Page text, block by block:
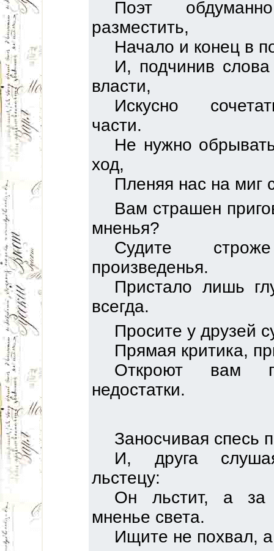
Поэт
разместить,
Начало и конец в
И, подчинив
власти,
Искусно
части.
Не нужно
ход,
Пленяя нас на миг
Вам страшен
мненья?
Судите
произведенья.
Пристало лишь
всегда.
Просите у друзей
Прямая критика,
Откроют вам
недостатки.
Заносчивая спесь
И, друга
льстецу:
Он льстит, а за
мненье света.
Ищите не похвал,